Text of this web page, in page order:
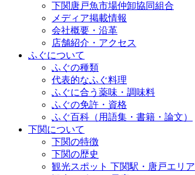
下関唐戸魚市場仲卸協同組合
メディア掲載情報
会社概要・沿革
店舗紹介・アクセス
ふぐについて
ふぐの種類
代表的なふぐ料理
ふぐに合う薬味・調味料
ふぐの免許・資格
ふぐ百科（用語集・書籍・論文）
下関について
下関の特徴
下関の歴史
観光スポット 下関駅・唐戸エリア